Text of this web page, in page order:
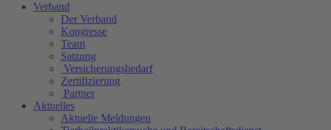
Verband
Der Verband
Kongresse
Team
Satzung
Versicherungsbedarf
Zertifizierung
Partner
Aktuelles
Aktuelle Meldungen